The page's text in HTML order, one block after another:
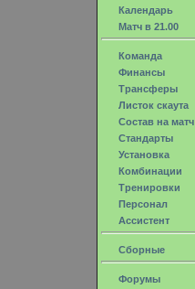
Календарь
Матч в 21.00
Команда
Финансы
Трансферы
Листок скаута
Состав на матч
Стандарты
Установка
Комбинации
Тренировки
Персонал
Ассистент
Сборные
Форумы